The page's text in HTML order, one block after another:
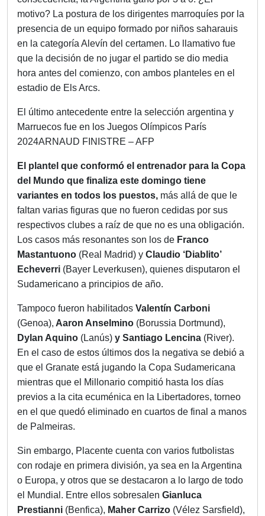
motivo? La postura de los dirigentes marroquíes por la
presencia de un equipo formado por niños saharauis
en la categoría Alevín del certamen. Lo llamativo fue
que la decisión de no jugar el partido se dio media
hora antes del comienzo, con ambos planteles en el
estadio de Els Arcs.
El último antecedente entre la selección argentina y
Marruecos fue en los Juegos Olímpicos París
2024ARNAUD FINISTRE – AFP
El plantel que conformó el entrenador para la Copa
del Mundo que finaliza este domingo tiene
variantes en todos los puestos, más allá de que le
faltan varias figuras que no fueron cedidas por sus
respectivos clubes a raíz de que no es una obligación.
Los casos más resonantes son los de Franco
Mastantuono (Real Madrid) y Claudio ‘Diablito’
Echeverri (Bayer Leverkusen), quienes disputaron el
Sudamericano a principios de año.
Tampoco fueron habilitados Valentín Carboni
(Genoa), Aaron Anselmino (Borussia Dortmund),
Dylan Aquino (Lanús) y Santiago Lencina (River).
En el caso de estos últimos dos la negativa se debió a
que el Granate está jugando la Copa Sudamericana
mientras que el Millonario compitió hasta los días
previos a la cita ecuménica en la Libertadores, torneo
en el que quedó eliminado en cuartos de final a manos
de Palmeiras.
Sin embargo, Placente cuenta con varios futbolistas
con rodaje en primera división, ya sea en la Argentina
o Europa, y otros que se destacaron a lo largo de todo
el Mundial. Entre ellos sobresalen Gianluca
Prestianni (Benfica), Maher Carrizo (Vélez Sarsfield),